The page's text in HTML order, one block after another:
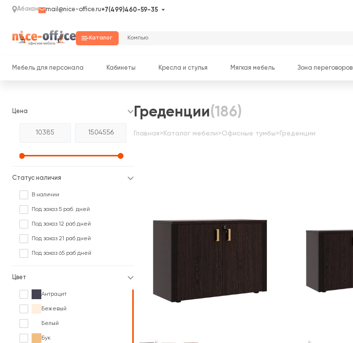
Абакан mail@nice-office.ru+7(499)460-59-35
Каталог
Мебель для персонала Кабинеты Кресла и стулья Мягкая мебель Зона переговоров
Цена
Статус наличия
В наличии
Под заказ 5 раб. дней
Под заказ 12 раб дней
Под заказ 21 раб дней
Под заказ 65 раб дней
Цвет
Антрацит
Бежевый
Белый
Бук
Греденции(186)
Главная> Каталог мебели>Офисные тумбы> Греденции